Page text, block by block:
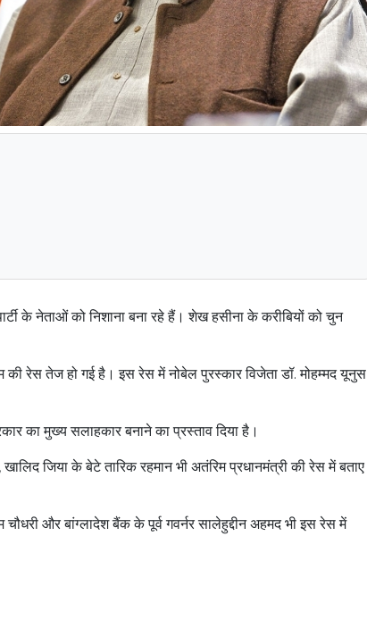
के नेताओं को निशाना बना रहे हैं। शेख हसीना के करीबियों को चुन
रेस तेज हो गई है। इस रेस में नोबेल पुरस्कार विजेता डॉ. मोहम्मद यूनुस
का मुख्य सलाहकार बनाने का प्रस्ताव दिया है।
जिया के बेटे तारिक रहमान भी अतंरिम प्रधानमंत्री की रेस में बताए
और बांग्लादेश बैंक के पूर्व गवर्नर सालेहुद्दीन अहमद भी इस रेस में